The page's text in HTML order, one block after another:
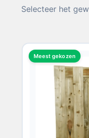
Selecteer het
Meest gekozen